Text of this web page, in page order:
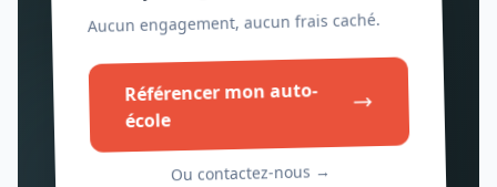
Aucun engagement, aucun frais caché.
Référencer mon auto-
école
Ou contactez-nous →